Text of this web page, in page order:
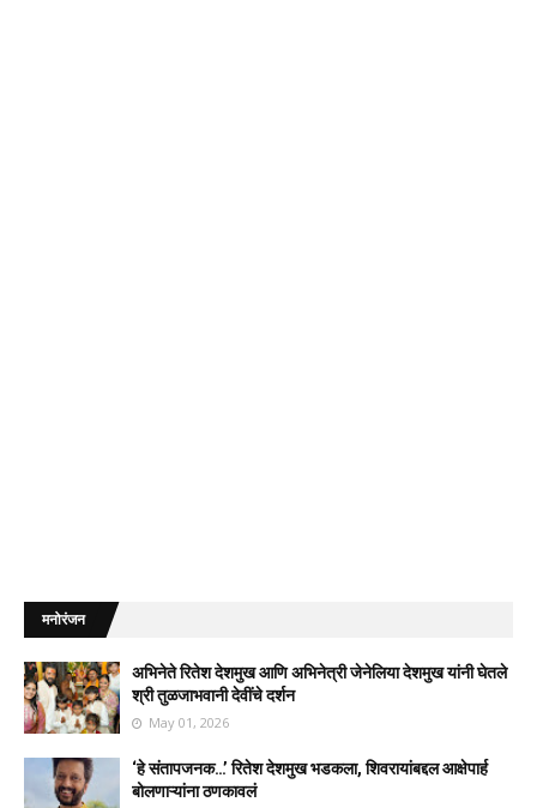
मनोरंजन
अभिनेते रितेश देशमुख आणि अभिनेत्री जेनेलिया देशमुख यांनी घेतले
श्री तुळजाभवानी देवींचे दर्शन
May 01, 2026
‘हे संतापजनक…’ रितेश देशमुख भडकला, शिवरायांबद्दल आक्षेपार्ह
बोलणाऱ्यांना ठणकावलं